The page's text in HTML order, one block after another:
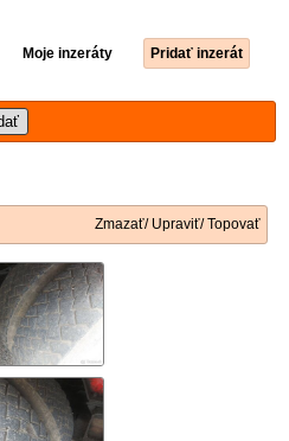
Moje inzeráty Pridať inzerát
Zmazať/ Upraviť/ Topovať